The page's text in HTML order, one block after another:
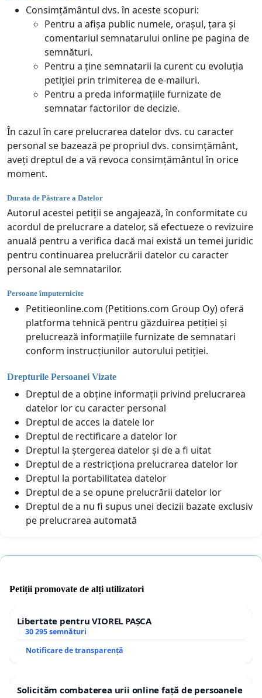
Consimțământul dvs. în aceste scopuri:
Pentru a afișa public numele, orașul, țara și
comentariul semnatarului online pe pagina de
semnături.
Pentru a ține semnatarii la curent cu evoluția
petiției prin trimiterea de e-mailuri.
Pentru a preda informațiile furnizate de
semnatar factorilor de decizie.
În cazul în care prelucrarea datelor dvs. cu caracter
personal se bazează pe propriul dvs. consimțământ,
aveți dreptul de a vă revoca consimțământul în orice
moment.
Durata de Păstrare a Datelor
Autorul acestei petiții se angajează, în conformitate cu
acordul de prelucrare a datelor, să efectueze o revizuire
anuală pentru a verifica dacă mai există un temei juridic
pentru continuarea prelucrării datelor cu caracter
personal ale semnatarilor.
Persoane împuternicite
Petitieonline.com (Petitions.com Group Oy) oferă
platforma tehnică pentru găzduirea petiției și
prelucrează informațiile furnizate de semnatari
conform instrucțiunilor autorului petiției.
Drepturile Persoanei Vizate
Dreptul de a obține informații privind prelucrarea
datelor lor cu caracter personal
Dreptul de acces la datele lor
Dreptul de rectificare a datelor lor
Dreptul la ștergerea datelor și de a fi uitat
Dreptul de a restricționa prelucrarea datelor lor
Dreptul la portabilitatea datelor
Dreptul de a se opune prelucrării datelor lor
Dreptul de a nu fi supus unei decizii bazate exclusiv
pe prelucrarea automată
Petiții promovate de alți utilizatori
Libertate pentru VIOREL PAȘCA
30 295 semnături
Notificare de transparență
Solicităm combaterea urii online față de persoanele